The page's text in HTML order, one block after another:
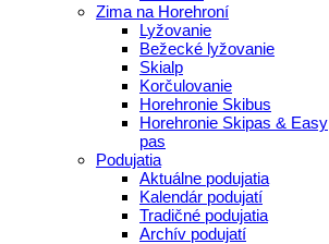
Zima na Horehroní
Lyžovanie
Bežecké lyžovanie
Skialp
Korčulovanie
Horehronie Skibus
Horehronie Skipas & Easy
pas
Podujatia
Aktuálne podujatia
Kalendár podujatí
Tradičné podujatia
Archív podujatí